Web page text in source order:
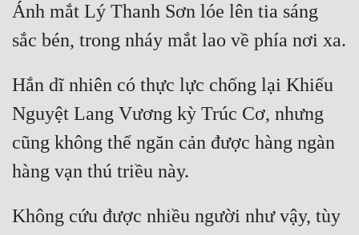
Ánh mắt Lý Thanh Sơn lóe lên tia sáng
Hắn dĩ nhiên có thực lực chống lại Khiếu
Nguyệt Lang Vương kỳ Trúc Cơ, nhưng
cũng không thể ngăn cản được hàng ngàn
Không cứu được nhiều người như vậy, tùy